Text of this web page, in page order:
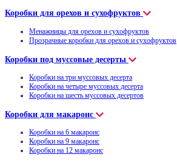
Коробки для орехов и сухофруктов
Менажницы для орехов и сухофруктов
Прозрачные коробки для орехов и сухофруктов
Коробки под муссовые десерты
Коробки на три муссовых десерта
Коробки на четыре муссовых десерта
Коробки на шесть муссовых десертов
Коробки для макаронс
Коробки на 6 макаронс
Коробки на 9 макаронс
Коробки на 12 макаронс